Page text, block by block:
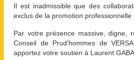
Il est inadmissible que des
exclus de la promotion
Par votre présence massive, digne,
Conseil de Prud’hommes de
apportez votre soutien à Laurent